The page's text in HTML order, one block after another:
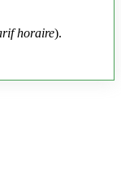
horaire).